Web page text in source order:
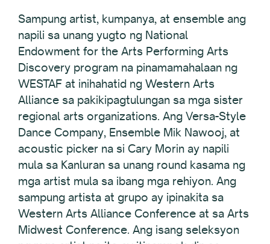
Sampung artist, kumpanya, at ensemble ang
napili sa unang yugto ng National
Endowment for the Arts Performing Arts
Discovery program na pinamamahalaan ng
WESTAF at inihahatid ng Western Arts
Alliance sa pakikipagtulungan sa mga sister
regional arts organizations. Ang Versa-Style
Dance Company, Ensemble Mik Nawooj, at
acoustic picker na si Cary Morin ay napili
mula sa Kanluran sa unang round kasama ng
mga artist mula sa ibang mga rehiyon. Ang
sampung artista at grupo ay ipinakita sa
Western Arts Alliance Conference at sa Arts
Midwest Conference. Ang isang seleksyon